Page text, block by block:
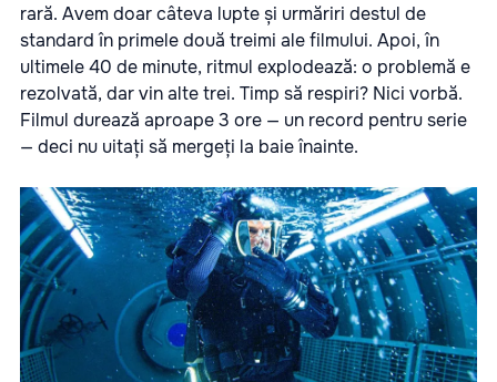
rară. Avem doar câteva lupte și urmăriri destul de
standard în primele două treimi ale filmului. Apoi, în
ultimele 40 de minute, ritmul explodează: o problemă e
rezolvată, dar vin alte trei. Timp să respiri? Nici vorbă.
Filmul durează aproape 3 ore — un record pentru serie
— deci nu uitați să mergeți la baie înainte.